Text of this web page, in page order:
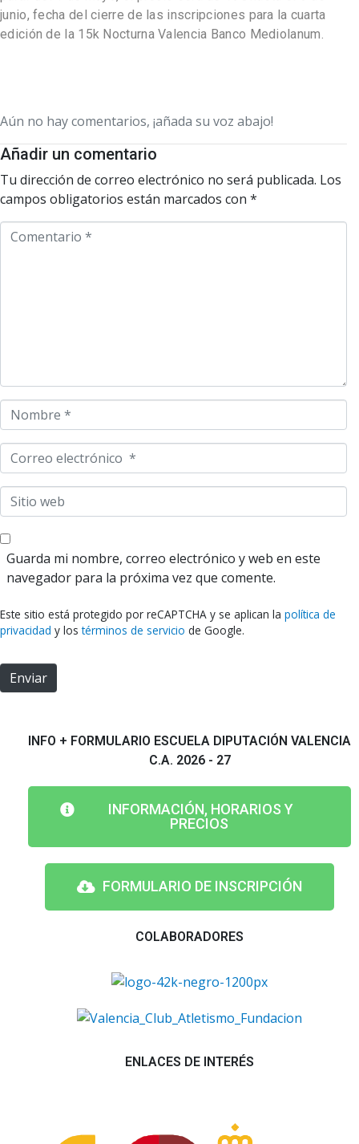
junio, fecha del cierre de las inscripciones para la cuarta
edición de la 15k Nocturna Valencia Banco Mediolanum.
Aún no hay comentarios, ¡añada su voz abajo!
Añadir un comentario
Tu dirección de correo electrónico no será publicada. Los
campos obligatorios están marcados con *
i
o
o
m
r
o
r
o
c
r
i
t
e
b
Guarda mi nombre, correo electrónico y web en este
navegador para la próxima vez que comente.
Este sitio está protegido por reCAPTCHA y se aplican la política de
privacidad y lostérminos de servicio de Google.
Enviar
INFO + FORMULARIO ESCUELA DIPUTACIÓN VALENCIA
C.A. 2026 - 27
INFORMACIÓN, HORARIOS Y
PRECIOS
FORMULARIO DE INSCRIPCIÓN
COLABORADORES
ENLACES DE INTERÉS